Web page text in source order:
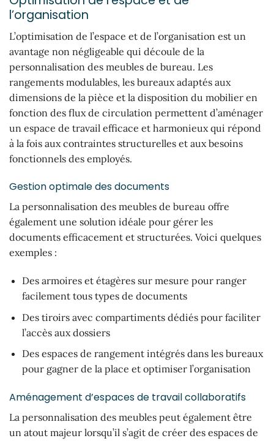
l’organisation
L’optimisation de l’espace et de l’organisation est un
avantage non négligeable qui découle de la
personnalisation des meubles de bureau. Les
rangements modulables, les bureaux adaptés aux
dimensions de la pièce et la disposition du mobilier en
fonction des flux de circulation permettent d’aménager
un espace de travail efficace et harmonieux qui répond
à la fois aux contraintes structurelles et aux besoins
fonctionnels des employés.
Gestion optimale des documents
La personnalisation des meubles de bureau offre
également une solution idéale pour gérer les
documents efficacement et structurées. Voici quelques
exemples :
Des armoires et étagères sur mesure pour ranger
facilement tous types de documents
Des tiroirs avec compartiments dédiés pour faciliter
l’accès aux dossiers
Des espaces de rangement intégrés dans les bureaux
pour gagner de la place et optimiser l’organisation
Aménagement d’espaces de travail collaboratifs
La personnalisation des meubles peut également être
un atout majeur lorsqu’il s’agit de créer des espaces de